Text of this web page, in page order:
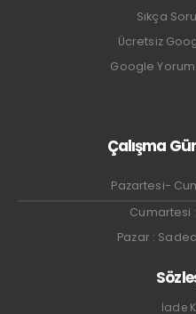
Sıkça
Ücretsiz
Google
Çalışma
Pazartesi-
Cumartesi :
Pazar :
İade